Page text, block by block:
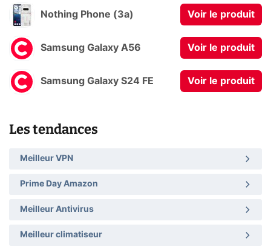
Nothing Phone (3a) Voir le produit
Samsung Galaxy A56 Voir le produit
Samsung Galaxy S24 FE Voir le produit
Les tendances
Meilleur VPN
Prime Day Amazon
Meilleur Antivirus
Meilleur climatiseur